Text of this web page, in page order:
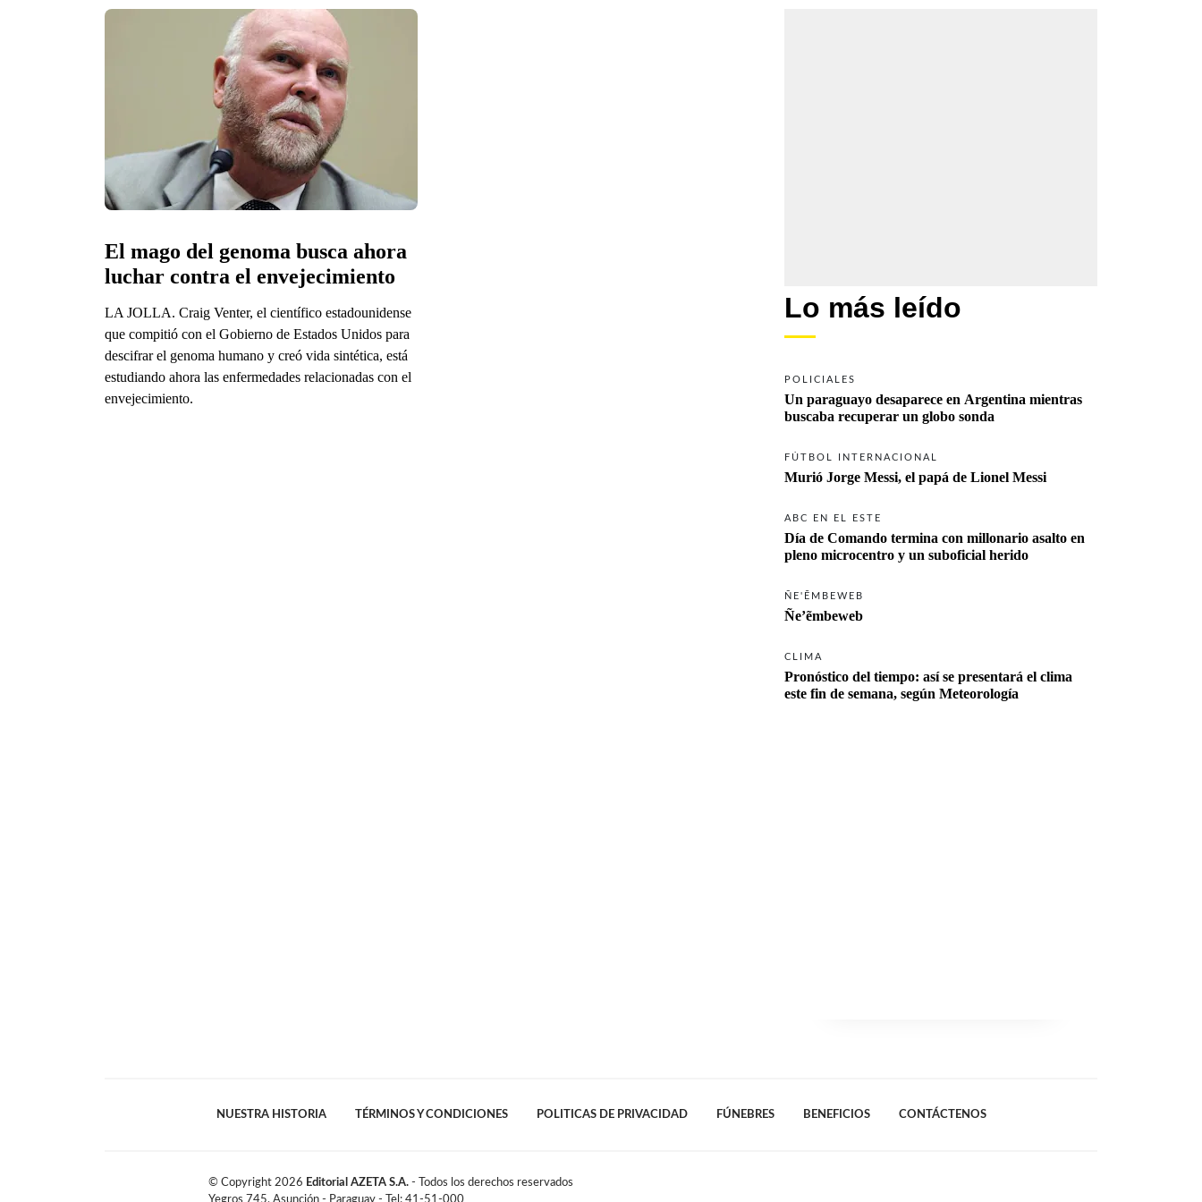
El mago del genoma busca ahora
luchar contra el envejecimiento
LA JOLLA. Craig Venter, el científico estadounidense
que compitió con el Gobierno de Estados Unidos para
descifrar el genoma humano y creó vida sintética, está
estudiando ahora las enfermedades relacionadas con el
envejecimiento.
Lo más leído
POLICIALES
Un paraguayo desaparece en Argentina mientras
FÚTBOL INTERNACIONAL
Murió Jorge Messi, el papá de Lionel Messi
ABC EN EL ESTE
Día de Comando termina con millonario asalto en
pleno microcentro y un suboficial herido
ÑE'ẼMBEWEB
Ñe’ẽmbeweb
CLIMA
Pronóstico del tiempo: así se presentará el clima
este fin de semana, según Meteorología
NUESTRA HISTORIA TÉRMINOS Y CONDICIONES POLITICAS DE PRIVACIDAD FÚNEBRES BENEFICIOS CONTÁCTENOS
© Copyright 2026 Editorial AZETA S.A. - Todos los derechos reservados
Yegros 745, Asunción - Paraguay - Tel: 41-51-000